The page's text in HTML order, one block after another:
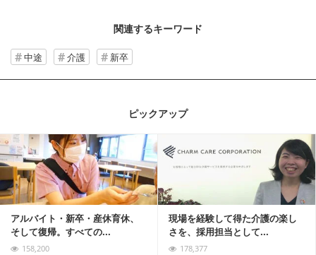
関連するキーワード
中途 介護 新卒
ピックアップ
アルバイト・新卒・産休育休、
そして復帰。すべての...
158,200
現場を経験して得た介護の楽し
さを、採用担当として...
178,377
記事を読む